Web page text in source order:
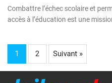
Combattre l’échec scolaire et
accès à l’éducation est une
1 2 Suivant »